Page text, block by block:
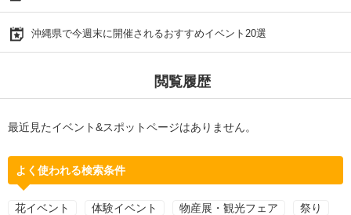
沖縄県で今週末に開催されるおすすめイベント20選
閲覧履歴
最近見たイベント&スポットページはありません。
よく使われる検索条件
花イベント 体験イベント 物産展・観光フェア 祭り